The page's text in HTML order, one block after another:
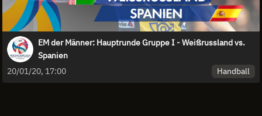
EM der Männer: Hauptrunde Gruppe I - Weißrussland vs.
Spanien
20/01/20, 17:00
Handball